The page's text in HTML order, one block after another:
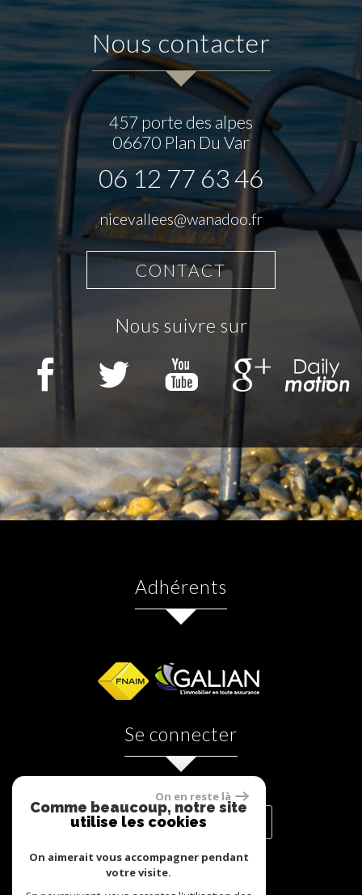
nous contacter
457 porte des alpes
06670 Plan Du Var
06 12 77 63 46
nicevallees@wanadoo.fr
CONTACT
nous suivre sur
adhérents
se connecter
ESPACE PROPRIÉTAIRES
On en reste là
Comme beaucoup, notre site
utilise les cookies
On aimerait vous accompagner pendant
votre visite.